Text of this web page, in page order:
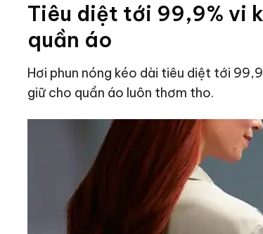
Tiêu diệt tới 99,9% vi
quần áo
Hơi phun nóng kéo dài tiêu diệt tới
giữ cho quần áo luôn thơm tho.